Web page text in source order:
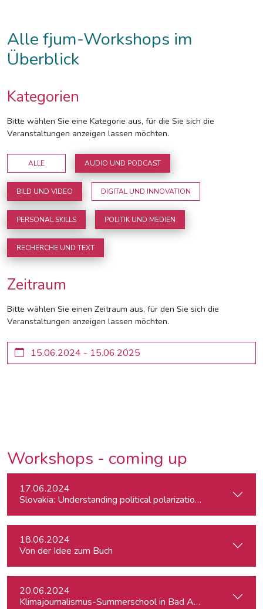
Alle fjum-Workshops im
Überblick
Kategorien
Bitte wählen Sie eine Kategorie aus, für die Sie sich die
Veranstaltungen anzeigen lassen möchten.
ALLE AUDIO UND PODCAST
BILD UND VIDEO DIGITAL UND INNOVATION
PERSONAL SKILLS POLITIK UND MEDIEN
RECHERCHE UND TEXT
Zeitraum
Bitte wählen Sie einen Zeitraum aus, für den Sie sich die
Veranstaltungen anzeigen lassen möchten.
Workshops - coming up
17.06.2024
Slovakia: Understanding political polarizations and their
18.06.2024
Von der Idee zum Buch
20.06.2024
Klimajournalismus-Summerschool in Bad Aussee